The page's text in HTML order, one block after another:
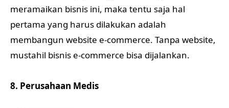
meramaikan bisnis ini, maka tentu saja hal
pertama yang harus dilakukan adalah
membangun website e-commerce. Tanpa website,
mustahil bisnis e-commerce bisa dijalankan.
8. Perusahaan Medis